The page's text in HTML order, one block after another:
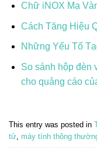
Chữ iNOX Mạ
Cách Tăng Hiệu
Những Yếu Tố
So sánh hộp đèn
cho quảng cáo
This entry was posted in
tử, máy tính thông